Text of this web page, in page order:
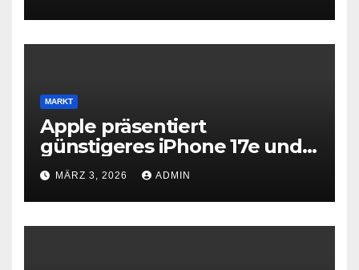
MARKT
Apple präsentiert
günstigeres iPhone 17e und
neues iPad Air mit M4-Chip
MÄRZ 3, 2026 ADMIN